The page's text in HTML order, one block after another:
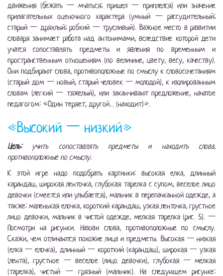
движения (бежать — мчаться; пришел — приплелся) или значение
прилагательных оценочного характера (умный — рассудительный;
старый — дряхлый; робкий — трусливый). Важное место в развитии
словаря занимает работа над антонимами, вследствие которой дети
учатся сопоставлять предметы и явления по временным и
пространственным отношениям (по величине, цвету, весу, качеству).
Они подбирают слова, противоположные по смыслу к словосочетаниям
(старый дом — новый, старый человек — молодой), к изолированным
словам (легкий — тяжелый), или заканчивают предложение, начатое
педагогом: «Один теряет, другой... (находит)».
«Высокий — низкий»
Цель: учить сопоставлять предметы и находить слова,
противоположные по смыслу.
К этой игре надо подобрать картинки: высокая елка, длинный
карандаш, широкая ленточка, глубокая тарелка с супом, веселое лицо
девочки (смеется или улыбается), мальчик в перепачканной одежде, а
также: маленькая елочка, короткий карандаш, узкая ленточка, грустное
лицо девочки, мальчик в чистой одежде, мелкая тарелка (рис. 5). —
Посмотри на рисунки. Назови слова, противоположные по смыслу.
Скажи, чем отличаются похожие лица и предметы. Высокая — низкая
(елка — елочка), длинный — короткий (карандаш), широкая — узкая
(лента), грустное — веселое (лицо девочки), глубокая — мелкая
(тарелка), чистый — грязный (мальчик). На следующем рисунке: